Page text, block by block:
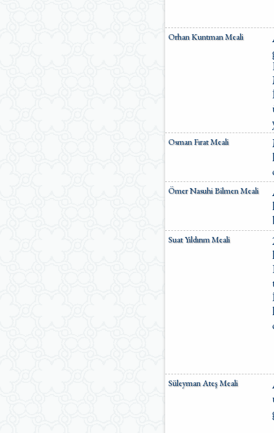
Orhan Kuntman Meali
Osman Fırat Meali
Ömer Nasuhi Bilmen Meali
Suat Yıldırım Meali
Süleyman Ateş Meali